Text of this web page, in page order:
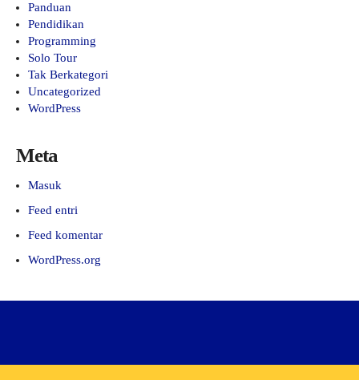
Panduan
Pendidikan
Programming
Solo Tour
Tak Berkategori
Uncategorized
WordPress
Meta
Masuk
Feed entri
Feed komentar
WordPress.org